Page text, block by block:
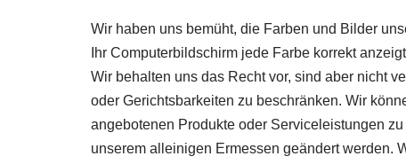
Wir haben uns bemüht, die Farben und Bilder
Ihr Computerbildschirm jede Farbe korrekt
Wir behalten uns das Recht vor, sind aber nicht
oder Gerichtsbarkeiten zu beschränken. Wir
angebotenen Produkte oder Serviceleistungen
unserem alleinigen Ermessen geändert werden.